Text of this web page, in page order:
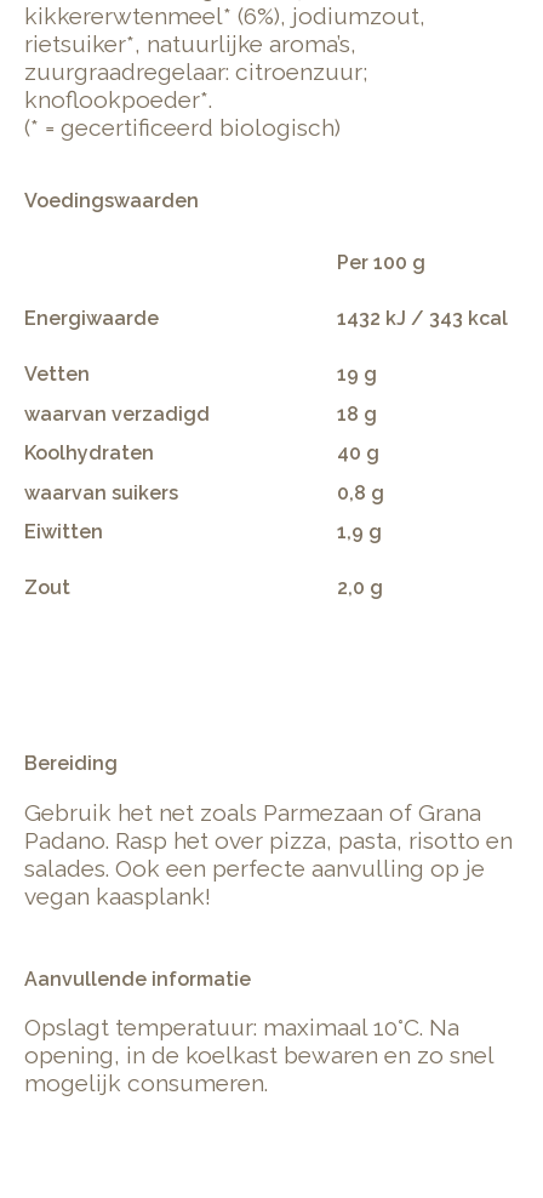
kikkererwtenmeel* (6%), jodiumzout,
rietsuiker*, natuurlijke aroma’s,
zuurgraadregelaar: citroenzuur;
knoflookpoeder*.
(* = gecertificeerd biologisch)
Voedingswaarden
Per 100 g
Energiwaarde 1432 kJ / 343 kcal
Vetten
19 g
waarvan verzadigd
18 g
Koolhydraten
40 g
waarvan suikers
0,8 g
Eiwitten
1,9 g
Zout 2,0 g
Bereiding
Gebruik het net zoals Parmezaan of Grana
Padano. Rasp het over pizza, pasta, risotto en
salades. Ook een perfecte aanvulling op je
vegan kaasplank!
Aanvullende informatie
Opslagt temperatuur: maximaal 10°C. Na
opening, in de koelkast bewaren en zo snel
mogelijk consumeren.